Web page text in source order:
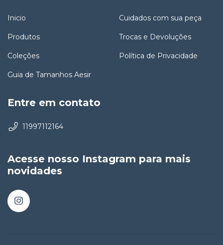
Inicio
Produtos
Coleções
Guia de Tamanhos Aesir
Cuidados com sua peça
Trocas e Devoluções
Política de Privacidade
Entre em contato
11997112164
Acesse nosso Instagram para mais
novidades